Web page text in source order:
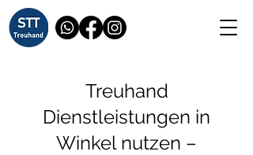
Treuhand
Dienstleistungen in
Winkel nutzen –